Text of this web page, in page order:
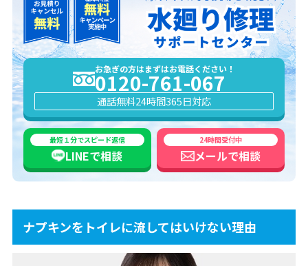
お急ぎの方はまずはお電話ください！
0120-761-067
通話無料24時間365日対応
最短１分でスピード返信
LINEで相談
24時間受付中
メールで相談
ナプキンをトイレに流してはいけない理由